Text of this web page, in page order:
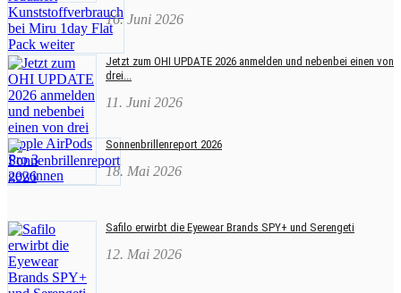
16. Juni 2026
Jetzt zum OHI UPDATE 2026 anmelden und nebenbei einen von
drei...
11. Juni 2026
Sonnenbrillenreport 2026
18. Mai 2026
Safilo erwirbt die Eyewear Brands SPY+ und Serengeti
12. Mai 2026